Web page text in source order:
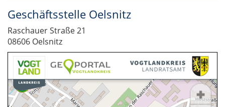
Geschäftsstelle Oelsnitz
Raschauer Straße 21
08606 Oelsnitz